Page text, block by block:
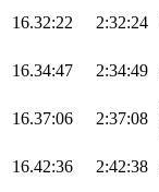
16.32:22 2:32:24
16.34:47 2:34:49
16.37:06 2:37:08
16.42:36 2:42:38